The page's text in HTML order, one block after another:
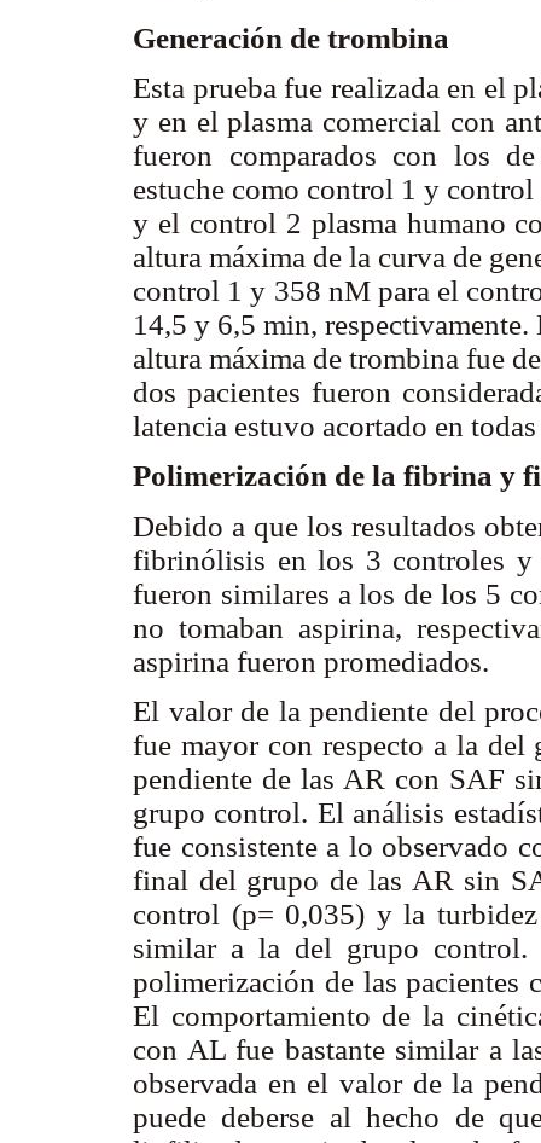
Generación de trombina
Esta prueba fue realizada en el
y en el plasma comercial con
fueron comparados con los
estuche como control 1 y
y el control 2 plasma humano
altura máxima de la curva de
control 1 y 358 nM para el
14,5 y 6,5 min,
altura máxima de trombina fue
dos pacientes fueron
latencia estuvo acortado en
Polimerización de la fibrina y
Debido a que los resultados
fibrinólisis en los 3 controles y
fueron similares a los de los 5
no tomaban aspirina,
aspirina fueron promediados.
El valor de la pendiente del
fue mayor con respecto a la
pendiente de las AR con SAF
grupo control. El análisis
fue consistente a lo observado
final del grupo de las AR sin
control (p= 0,035) y la
similar a la del grupo control.
polimerización de las
El comportamiento de la
con AL fue bastante similar a
observada en el valor de la
puede deberse al hecho de